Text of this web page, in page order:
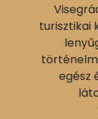
turisztikai
egész